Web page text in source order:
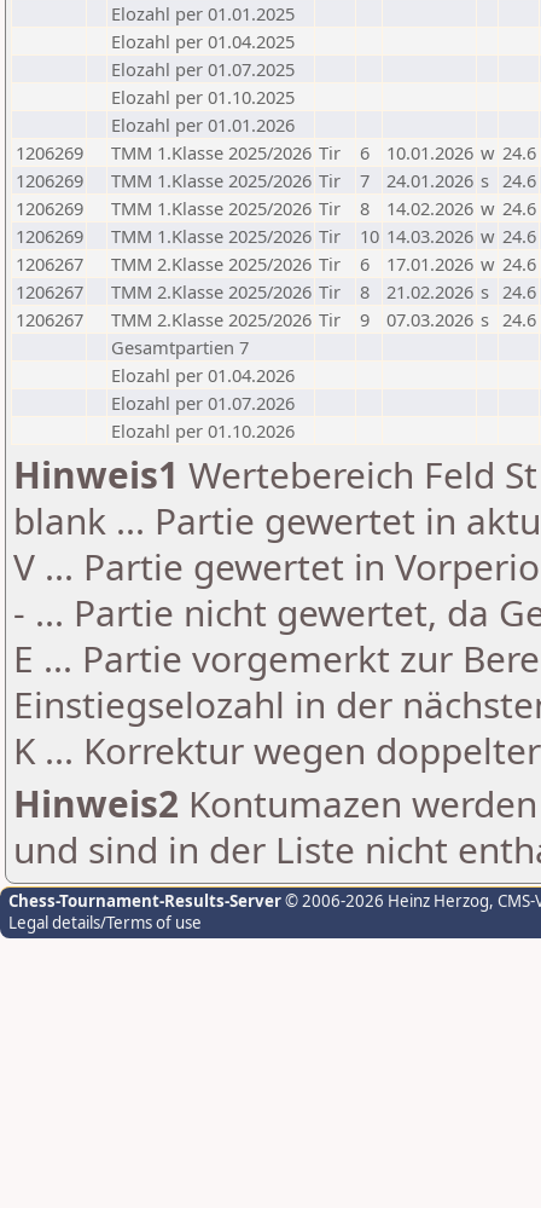
Elozahl per 01.01.2025
Elozahl per 01.04.2025
Elozahl per 01.07.2025
Elozahl per 01.10.2025
Elozahl per 01.01.2026
1206269
TMM 1.Klasse 2025/2026 Tir 6 10.01.2026 w 24.6
1206269
TMM 1.Klasse 2025/2026 Tir 7 24.01.2026 s 24.6
1206269
TMM 1.Klasse 2025/2026 Tir 8 14.02.2026 w 24.6
1206269
TMM 1.Klasse 2025/2026 Tir 10 14.03.2026 w 24.6
1206267
TMM 2.Klasse 2025/2026 Tir 6 17.01.2026 w 24.6
1206267
TMM 2.Klasse 2025/2026 Tir 8 21.02.2026 s 24.6
1206267
TMM 2.Klasse 2025/2026 Tir 9 07.03.2026 s 24.6
Gesamtpartien 7
Elozahl per 01.04.2026
Elozahl per 01.07.2026
Elozahl per 01.10.2026
Hinweis1 Wertebereich Feld
blank ... Partie gewertet in
V ... Partie gewertet in
- ... Partie nicht gewertet, da
E ... Partie vorgemerkt zur
Einstiegselozahl in der
K ... Korrektur wegen
Hinweis2 Kontumazen
und sind in der Liste nicht
Chess-Tournament-Results-Server© 2006-2026 Heinz Herzog,
Legal details/Terms of use